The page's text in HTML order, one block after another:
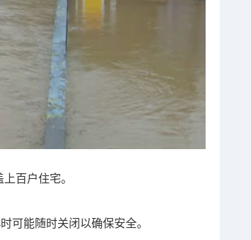
百户住宅。
可能随时关闭以确保安全。